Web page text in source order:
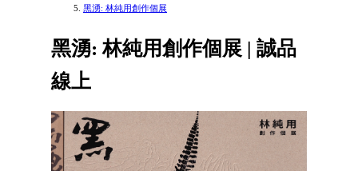
黑湧: 林純用創作個展
黑湧: 林純用創作個展 | 誠品
線上